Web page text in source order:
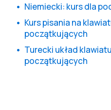
Niemiecki: kurs dla
Kurs pisania na
początkujących
Turecki układ
początkujących